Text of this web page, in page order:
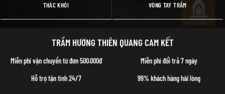
THÁC KHÓI VÒNG TAY TRẦM
TRẦM HƯƠNG THIÊN QUANG CAM KẾT
Miễn phí vận chuyển từ đơn 500.000đ Miễn phí đổi trả 7 ngày
Hỗ trợ tận tình 24/7 99% khách hàng hài lòng